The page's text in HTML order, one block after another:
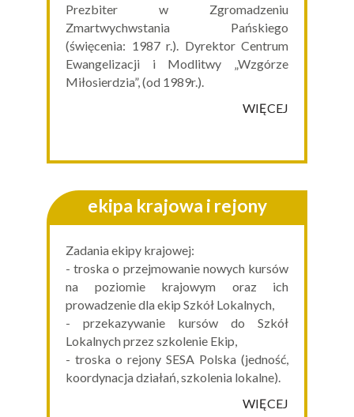
Prezbiter w Zgromadzeniu
Zmartwychwstania Pańskiego
(święcenia: 1987 r.). Dyrektor Centrum
Ewangelizacji i Modlitwy „Wzgórze
Miłosierdzia”, (od 1989r.).
WIĘCEJ
ekipa krajowa i rejony
Zadania ekipy krajowej:
- troska o przejmowanie nowych kursów
na poziomie krajowym oraz ich
prowadzenie dla ekip Szkół Lokalnych,
- przekazywanie kursów do Szkół
Lokalnych przez szkolenie Ekip,
- troska o rejony SESA Polska (jedność,
koordynacja działań, szkolenia lokalne).
WIĘCEJ